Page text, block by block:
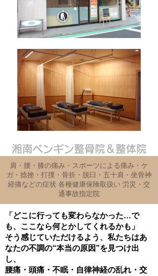
湘南ペンギン整骨院＆整体院
肩・腰・膝の痛み・スポーツによる痛み・ケ
ガ・捻挫・打撲・骨折・脱臼・五十肩・坐骨神
経痛などの症状 各種健康保険取扱い 労災・交
通事故指定院
「どこに行っても変わらなかった…で
も、ここなら何とかしてくれるかも」
そう感じていただけるよう、私たちはあ
なたの不調の“本当の原因”を見つけ出
し、
腰痛・頭痛・不眠・自律神経の乱れ・交